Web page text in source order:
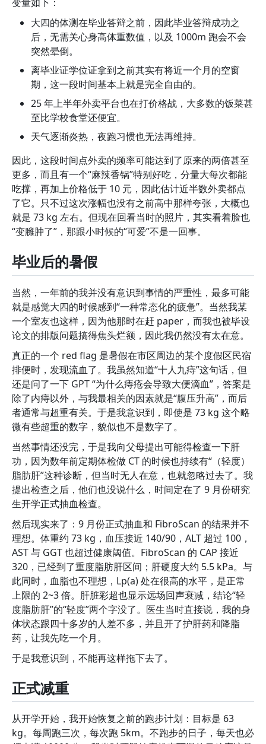
大四的体测在毕业答辩之前，因此毕业答辩成功之
后，无需关心身高体重数值，以及 1000m 跑会不会
突然晕倒。
离毕业证学位证拿到之前其实有将近一个月的空窗
期，这一段时间基本上就是完全自由的。
25 年上半年外卖平台也在打价格战，大多数的饭菜甚
至比学校食堂还便宜。
天气逐渐炎热，夜跑习惯也无法再维持。
因此，这段时间点外卖的频率可能达到了原来的两倍甚至
更多，而且有一个“麻辣香锅”特别好吃，分量大每次都能
吃撑，再加上价格低于 10 元，因此估计近半数外卖都点
了它。只不过这次涨幅也没有之前高中那样夸张，大概也
就是 73 kg 左右。但现在回看当时的照片，其实看着脸也
“变臃肿了”，那跟小时候的“可爱”不是一回事。
毕业后的暑假
当然，一年前的我并没有意识到事情的严重性，最多可能
就是感觉大四的时候感到“一种常态化的疲惫”。当然我某
一个室友也这样，因为他那时在赶 paper，而我也被毕设
论文的排版问题搞得焦头烂额，因此我仍然没有太在意。
真正的一个 red flag 是暑假在市区周边的某个度假区民宿
排便时，发现流血了。我虽然知道“十人九痔”这句话，但
还是问了一下 GPT “为什么痔疮会导致大便滴血”，答案是
除了内痔以外，与我最相关的因素就是“腹压升高”，而后
者通常与超重有关。于是我意识到，即使是 73 kg 这个略
微有些超重的数字，貌似也不是数字了。
当然事情还没完，于是我向父母提出可能得检查一下肝
功，因为数年前定期体检做 CT 的时候也持续有“（轻度）
脂肪肝”这种诊断，但当时无人在意，也就忽略过去了。我
提出检查之后，他们也没说什么，时间定在了 9 月份研究
生开学正式抽血检查。
然后现实来了：9 月份正式抽血和 FibroScan 的结果并不
理想。体重约 73 kg，血压接近 140/90，ALT 超过 100，
AST 与 GGT 也超过健康阈值。FibroScan 的 CAP 接近
320，已经到了重度脂肪肝区间；肝硬度大约 5.5 kPa。与
此同时，血脂也不理想，Lp(a) 处在很高的水平，是正常
上限的 2~3 倍。肝脏彩超也显示远场回声衰减，结论“轻
度脂肪肝”的“轻度”两个字没了。医生当时直接说，我的身
体状态跟四十多岁的人差不多，并且开了护肝药和降脂
药，让我先吃一个月。
于是我意识到，不能再这样拖下去了。
正式减重
从开学开始，我开始恢复之前的跑步计划：目标是 63
kg。每周跑三次，每次跑 5km。不跑步的日子，每天也必